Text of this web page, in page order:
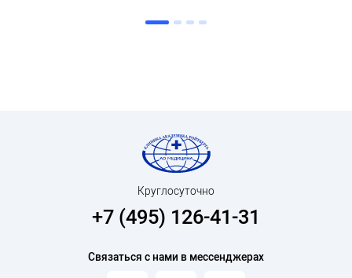
Круглосуточно
+7 (495) 126-41-31
Связаться с нами в мессенджерах